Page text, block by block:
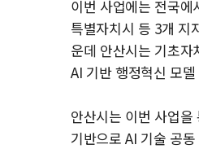
이번 사업에는 전국
특별자치시 등 3개 지
운데 안산시는 기초자
AI 기반 행정혁신 모
안산시는 이번 사업을
기반으로 AI 기술 공